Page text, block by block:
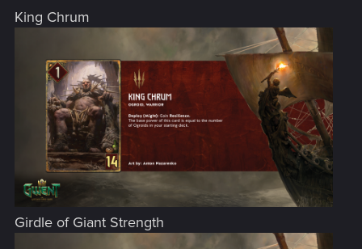
King Chrum
Girdle of Giant Strength